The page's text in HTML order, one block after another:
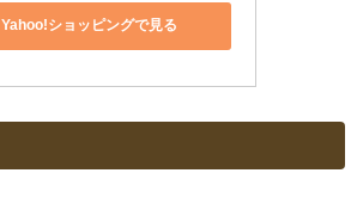
Yahoo!ショッピングで見る